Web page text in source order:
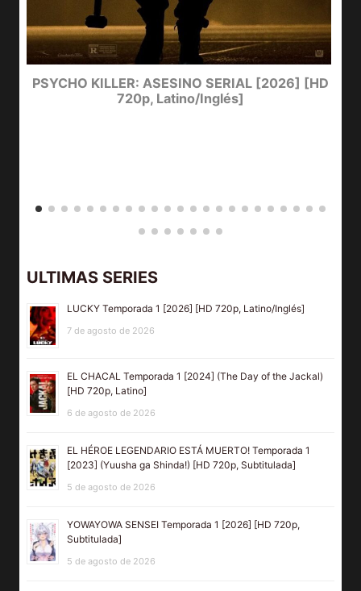
PSYCHO KILLER: ASESINO SERIAL [2026] [HD
720p, Latino/Inglés]
ULTIMAS SERIES
LUCKY Temporada 1 [2026] [HD 720p, Latino/Inglés]
7 de agosto de 2026
EL CHACAL Temporada 1 [2024] (The Day of the Jackal)
[HD 720p, Latino]
6 de agosto de 2026
EL HÉROE LEGENDARIO ESTÁ MUERTO! Temporada 1
[2023] (Yuusha ga Shinda!) [HD 720p, Subtitulada]
5 de agosto de 2026
YOWAYOWA SENSEI Temporada 1 [2026] [HD 720p,
Subtitulada]
5 de agosto de 2026